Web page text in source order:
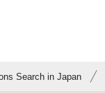
Search in Japan